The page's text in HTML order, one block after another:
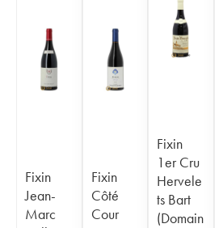
Fixin
Jean-
Marc
Fixin
Côté
Cour
Fixin
1er Cru
Hervele
ts Bart
(Domain